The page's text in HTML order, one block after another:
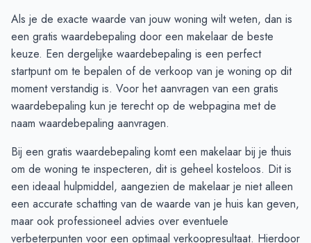
Maart
€ 847.500
-
April
€ 730.000
-
Mei
€ 365.000
-
Juni
€ 370.000 -
Als je de exacte waarde van jouw woning wilt weten, dan is
een gratis waardebepaling door een makelaar de beste
keuze. Een dergelijke waardebepaling is een perfect
startpunt om te bepalen of de verkoop van je woning op dit
moment verstandig is. Voor het aanvragen van een gratis
waardebepaling kun je terecht op de webpagina met de
naam waardebepaling aanvragen.
Bij een gratis waardebepaling komt een makelaar bij je thuis
om de woning te inspecteren, dit is geheel kosteloos. Dit is
een ideaal hulpmiddel, aangezien de makelaar je niet alleen
een accurate schatting van de waarde van je huis kan geven,
maar ook professioneel advies over eventuele
verbeterpunten voor een optimaal verkoopresultaat. Hierdoor